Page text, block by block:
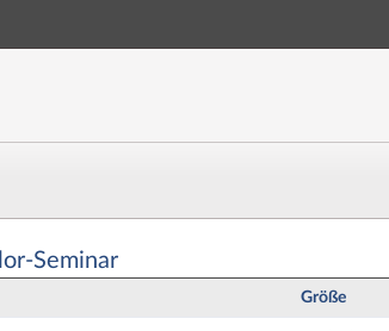
Hauptnavigation
Fußzeile
- Dateien
Seminar
Größe